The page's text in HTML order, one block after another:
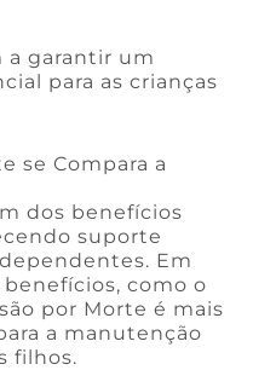
a garantir um
para as crianças
se Compara a
dos benefícios
suporte
Em
como o
por Morte é mais
a manutenção
filhos.